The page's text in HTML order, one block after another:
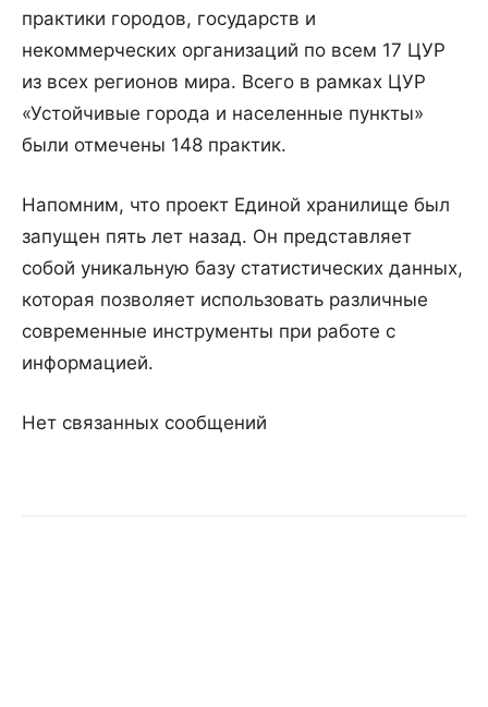
практики городов, государств и
некоммерческих организаций по всем 17 ЦУР
из всех регионов мира. Всего в рамках ЦУР
«Устойчивые города и населенные пункты»
были отмечены 148 практик.
Напомним, что проект Единой хранилище был
запущен пять лет назад. Он представляет
собой уникальную базу статистических данных,
которая позволяет использовать различные
современные инструменты при работе с
информацией.
Нет связанных сообщений